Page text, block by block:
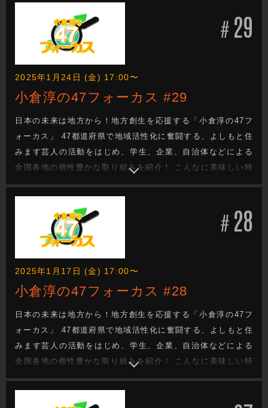
い・・・。 でも、どうしたらいい？ 日本の未来を次世代へと
つなぐ地方創生成功へのヒントがきっと見つかる！
# 29
2025年1月24日 (金) 17:00〜
小倉淳の47フォーカス #29
日本の未来は地方から！地方創生を応援する「小倉淳の47フ
ォーカス」 47都道府県で地域活性化に奮闘する、よしもと住
みます芸人の活動をはじめ、学生、企業、自治体などによる
全国各地の個性豊かな取り組みを紹介！ こんなに美味しい特
産品があるのに・・・。 街の魅力をもっと知ってほし
い・・・。 でも、どうしたらいい？ 日本の未来を次世代へと
つなぐ地方創生成功へのヒントがきっと見つかる！
# 28
2025年1月17日 (金) 17:00〜
小倉淳の47フォーカス #28
日本の未来は地方から！地方創生を応援する「小倉淳の47フ
ォーカス」 47都道府県で地域活性化に奮闘する、よしもと住
みます芸人の活動をはじめ、学生、企業、自治体などによる
全国各地の個性豊かな取り組みを紹介！ こんなに美味しい特
産品があるのに・・・。 街の魅力をもっと知ってほし
い・・・。 でも、どうしたらいい？ 日本の未来を次世代へと